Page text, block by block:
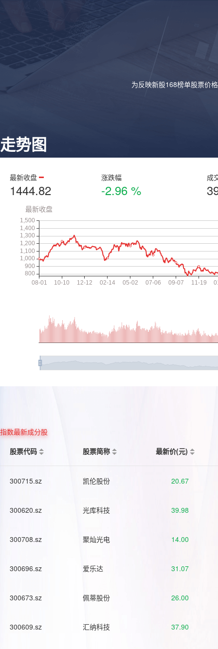
为反映新股168榜单股票价
走势图
最新收盘
1444.82
涨跌幅
-2.96 %
成
指数最新成分股
股票代码
股票简称 最新价(元)
300715.sz 凯伦股份 20.67
300620.sz 光库科技 39.98
300708.sz 聚灿光电 14.00
300696.sz 爱乐达 31.07
300673.sz 佩蒂股份 26.00
300609.sz 汇纳科技 37.90